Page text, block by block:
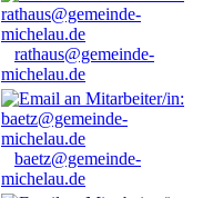
rathaus@gemeinde-
michelau.de
baetz@gemeinde-
michelau.de